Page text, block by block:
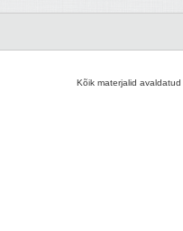
Kõik materjalid